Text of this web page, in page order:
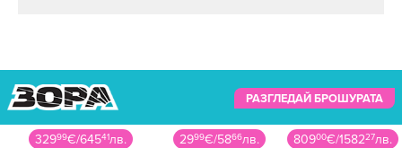
РАЗГЛЕДАЙ БРОШУРАТА
32999€/64541лв. 2999€/5866лв. 80900€/158227лв.